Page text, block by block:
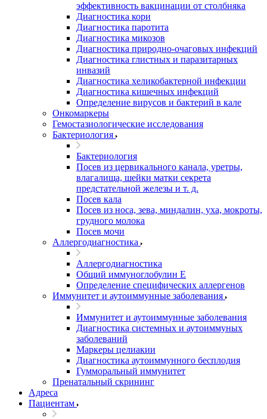
эффективность вакцинации от столбняка
Диагностика кори
Диагностика паротита
Диагностика микозов
Диагностика природно-очаговых инфекций
Диагностика глистных и паразитарных
инвазий
Диагностика хеликобактерной инфекции
Диагностика кишечных инфекций
Определение вирусов и бактерий в кале
Онкомаркеры
Гемостазиологические исследования
Бактериология
Бактериология
Посев из цервикального канала, уретры,
влагалища, шейки матки секрета
предстательной железы и т. д.
Посев кала
Посев из носа, зева, миндалин, уха, мокроты,
грудного молока
Посев мочи
Аллергодиагностика
Аллергодиагностика
Общий иммуноглобулин Е
Определение специфических аллергенов
Иммунитет и аутоиммунные заболевания
Иммунитет и аутоиммунные заболевания
Диагностика системных и аутоиммуных
заболеваний
Маркеры целиакии
Диагностика аутоиммунного бесплодия
Гумморальный иммунитет
Пренатальный скрининг
Адреса
Пациентам